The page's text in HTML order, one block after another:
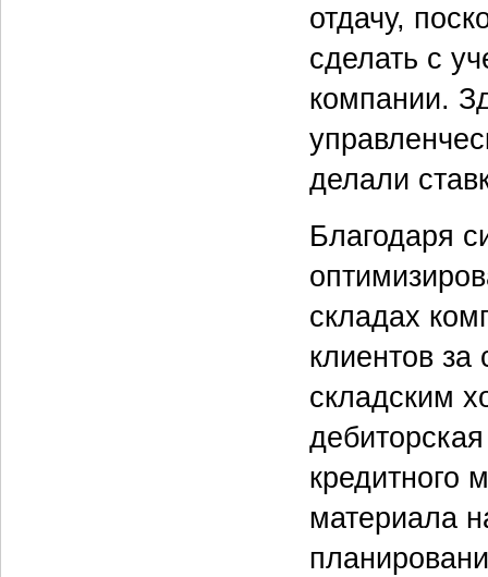
отдачу,
сделать с
компании.
делали
Благодаря
складах
клиентов за
складским
кредитного
материала